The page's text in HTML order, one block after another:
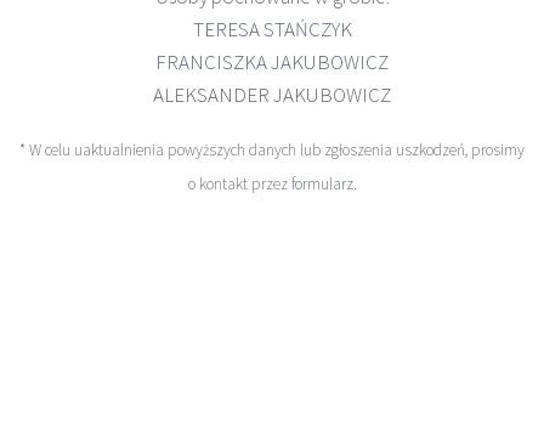
TERESA STAŃCZYK
FRANCISZKA JAKUBOWICZ
ALEKSANDER JAKUBOWICZ
* W celu uaktualnienia powyższych danych lub zgłoszenia uszkodzeń, prosimy
o kontakt przezformularz.